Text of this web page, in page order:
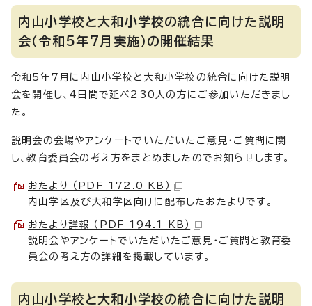
内山小学校と大和小学校の統合に向けた説明
会（令和5年7月実施）の開催結果
令和5年7月に内山小学校と大和小学校の統合に向けた説明
会を開催し、4日間で延べ230人の方にご参加いただきまし
た。
説明会の会場やアンケートでいただいたご意見・ご質問に関
し、教育委員会の考え方をまとめましたのでお知らせします。
おたより （PDF 172.0 KB）
内山学区及び大和学区向けに配布したおたよりです。
おたより詳報 （PDF 194.1 KB）
説明会やアンケートでいただいたご意見・ご質問と教育委
員会の考え方の詳細を掲載しています。
内山小学校と大和小学校の統合に向けた説明